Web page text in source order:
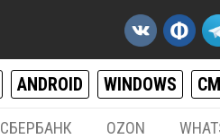
ANDROID WINDOWS
СБЕРБАНК OZON